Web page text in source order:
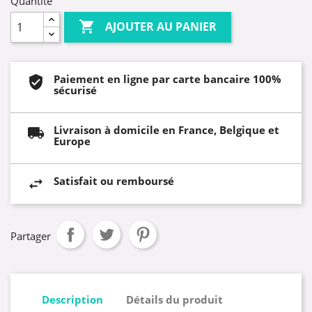
 AJOUTER AU PANIER
Paiement en ligne par carte bancaire 100%
sécurisé
Livraison à domicile en France, Belgique et
Europe
Satisfait ou remboursé
Partager
Description
Détails du produit